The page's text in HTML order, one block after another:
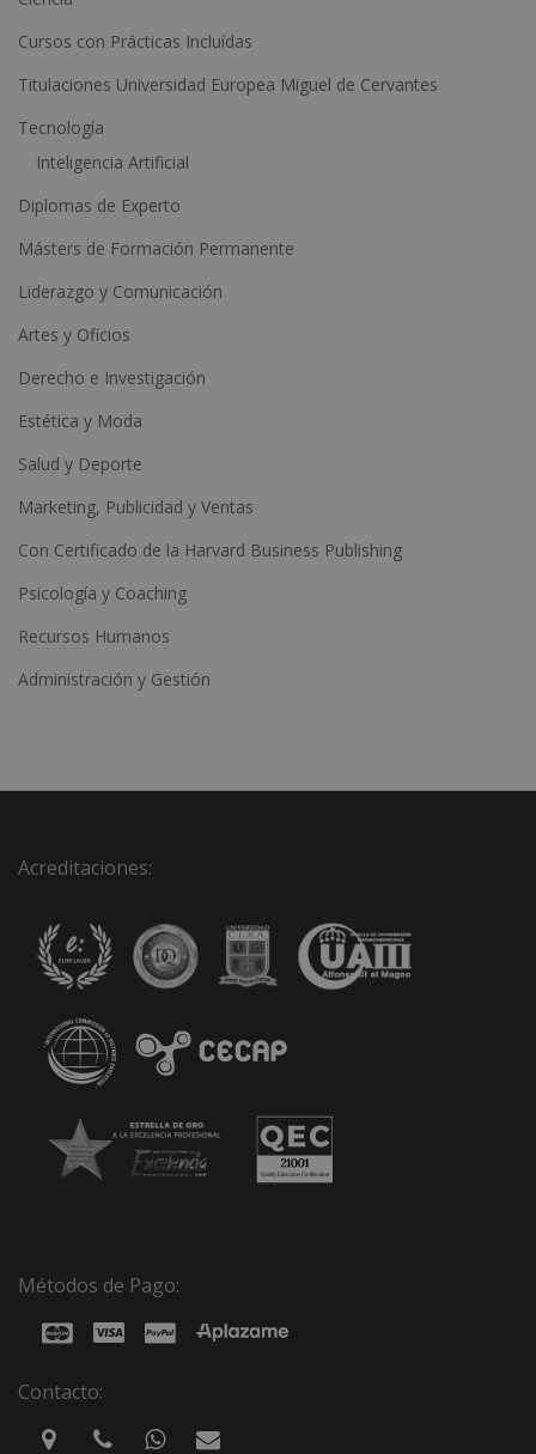
i
v
e
Cursos con Prácticas Incluídas
Titulaciones Universidad Europea Miguel de Cervantes
Tecnología
Inteligencia Artificial
Diplomas de Experto
Másters de Formación Permanente
Liderazgo y Comunicación
Artes y Oficios
Derecho e Investigación
Estética y Moda
Salud y Deporte
Marketing, Publicidad y Ventas
Con Certificado de la Harvard Business Publishing
Psicología y Coaching
Recursos Humanos
Administración y Gestión
Acreditaciones:
Métodos de Pago:
Contacto: